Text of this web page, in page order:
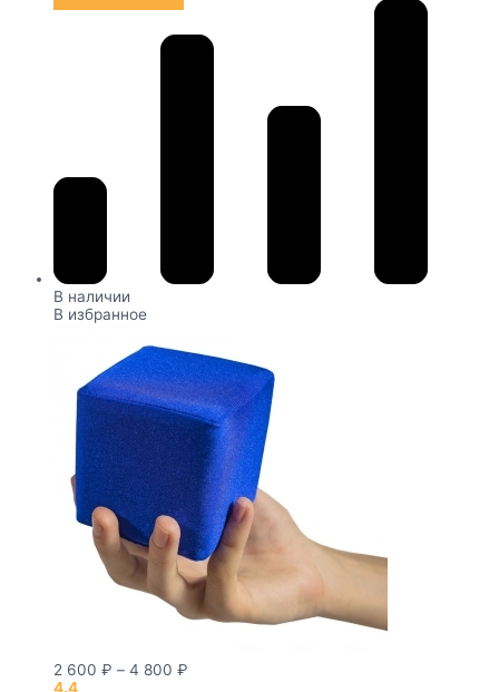
В наличии
В избранное
2 600 ₽ – 4 800 ₽
4.4